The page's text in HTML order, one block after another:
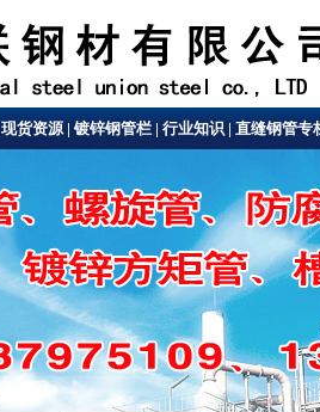
现货资源| 镀锌钢管栏 | 行业知识 | 直缝钢管专
钢管